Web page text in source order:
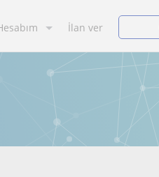
İlan ver